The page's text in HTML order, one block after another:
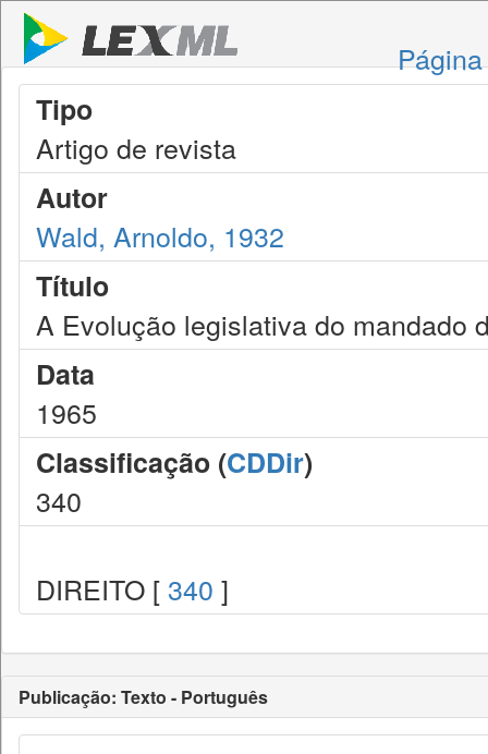
Tipo
Artigo de revista
Autor
Wald, Arnoldo, 1932
Título
A Evolução legislativa do mandado
Data
1965
Classificação (CDDir)
340
DIREITO [ 340 ]
Publicação: Texto - Português